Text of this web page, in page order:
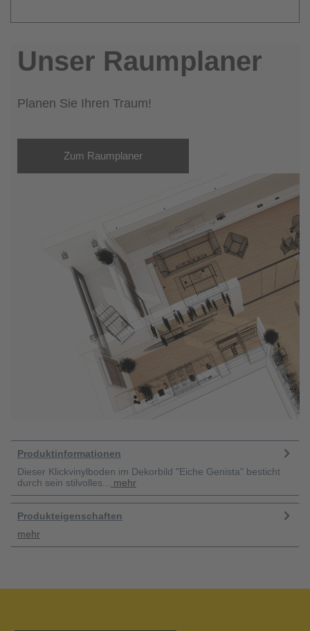
Unser Raumplaner
Planen Sie Ihren Traum!
Zum Raumplaner
Produktinformationen
Dieser Klickvinylboden im Dekorbild "Eiche Genista" besticht
durch sein stilvolles...
mehr
Produkteigenschaften
mehr